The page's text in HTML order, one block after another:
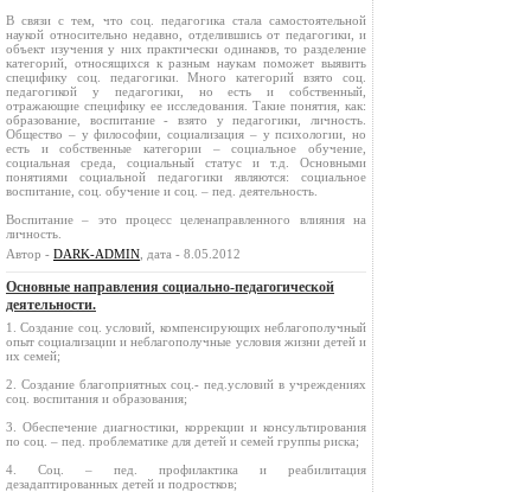
В связи с тем, что соц. педагогика стала самостоятельной
наукой относительно недавно, отделившись от педагогики, и
объект изучения у них практически одинаков, то разделение
категорий, относящихся к разным наукам поможет выявить
специфику соц. педагогики. Много категорий взято соц.
педагогикой у педагогики, но есть и собственный,
отражающие специфику ее исследования. Такие понятия, как:
образование, воспитание - взято у педагогики, личность.
Общество – у философии, социализация – у психологии, но
есть и собственные категории – социальное обучение,
социальная среда, социальный статус и т.д. Основными
понятиями социальной педагогики являются: социальное
воспитание, соц. обучение и соц. – пед. деятельность.
Воспитание – это процесс целенаправленного влияния на
личность.
Автор - DARK-ADMIN , дата - 8.05.2012
Основные направления социально-педагогической
деятельности.
1. Создание соц. условий, компенсирующих неблагополучный
опыт социализации и неблагополучные условия жизни детей и
их семей;
2. Создание благоприятных соц.- пед.условий в учреждениях
соц. воспитания и образования;
3. Обеспечение диагностики, коррекции и консультирования
по соц. – пед. проблематике для детей и семей группы риска;
4. Соц. – пед. профилактика и реабилитация
дезадаптированных детей и подростков;